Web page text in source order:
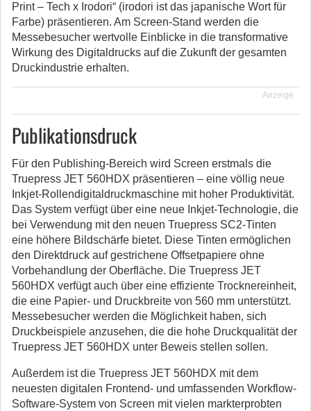
Print – Tech x Irodori“ (irodori ist das japanische Wort für
Farbe) präsentieren. Am Screen-Stand werden die
Messebesucher wertvolle Einblicke in die transformative
Wirkung des Digitaldrucks auf die Zukunft der gesamten
Druckindustrie erhalten.
Anzeige
Publikationsdruck
Für den Publishing-Bereich wird Screen erstmals die
Truepress JET 560HDX präsentieren – eine völlig neue
Inkjet-Rollendigitaldruckmaschine mit hoher Produktivität.
Das System verfügt über eine neue Inkjet-Technologie, die
bei Verwendung mit den neuen Truepress SC2-Tinten
eine höhere Bildschärfe bietet. Diese Tinten ermöglichen
den Direktdruck auf gestrichene Offsetpapiere ohne
Vorbehandlung der Oberfläche. Die Truepress JET
560HDX verfügt auch über eine effiziente Trocknereinheit,
die eine Papier- und Druckbreite von 560 mm unterstützt.
Messebesucher werden die Möglichkeit haben, sich
Druckbeispiele anzusehen, die die hohe Druckqualität der
Truepress JET 560HDX unter Beweis stellen sollen.
Außerdem ist die Truepress JET 560HDX mit dem
neuesten digitalen Frontend- und umfassenden Workflow-
Software-System von Screen mit vielen markterprobten